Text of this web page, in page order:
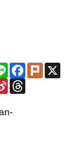
Line Facebook
Plurk
Sina
Weibo